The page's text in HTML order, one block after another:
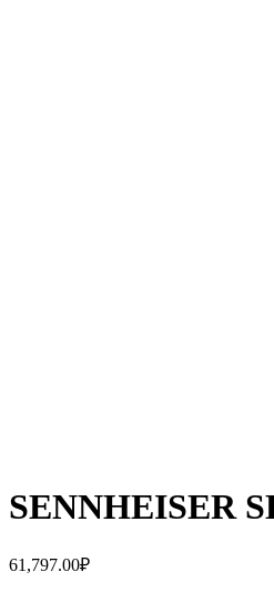
SENNHEISER
61,797.00₽